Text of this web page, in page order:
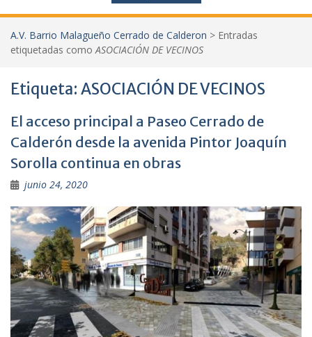
A.V. Barrio Malagueño Cerrado de Calderon > Entradas
etiquetadas comoASOCIACIÓN DE VECINOS
Etiqueta: ASOCIACIÓN DE VECINOS
El acceso principal a Paseo Cerrado de
Calderón desde la avenida Pintor Joaquín
Sorolla continua en obras
junio 24, 2020